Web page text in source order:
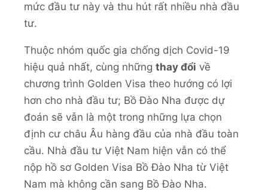
mức đầu tư này và thu hút rất nhiều nhà đầu
tư.
Thuộc nhóm quốc gia chống dịch Covid-19
hiệu quả nhất, cùng những thay đổi về
chương trình Golden Visa theo hướng có lợi
hơn cho nhà đầu tư; Bồ Đào Nha được dự
đoán sẽ vẫn là một trong những lựa chọn
định cư châu Âu hàng đầu của nhà đầu toàn
cầu. Nhà đầu tư Việt Nam hiện vẫn có thể
nộp hồ sơ Golden Visa Bồ Đào Nha từ Việt
Nam mà không cần sang Bồ Đào Nha.